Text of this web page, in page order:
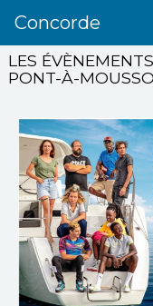
Concorde
LES
PONT-À-